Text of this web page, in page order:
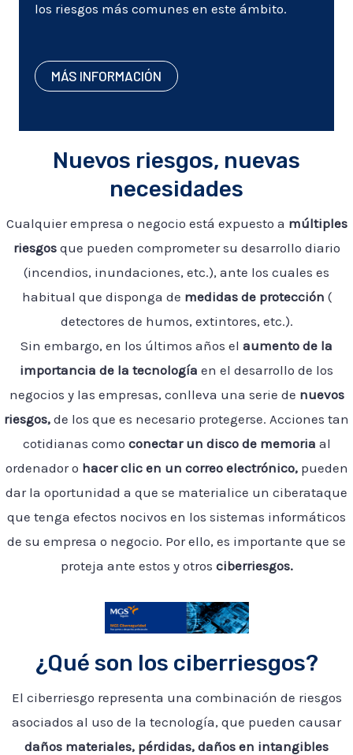
los riesgos más comunes en este ámbito.
MÁS INFORMACIÓN
Nuevos riesgos, nuevas
necesidades
Cualquier empresa o negocio está expuesto a múltiples
riesgosque pueden comprometer su desarrollo diario
(incendios, inundaciones, etc.), ante los cuales es
habitual que disponga de medidas de protección (
detectores de humos, extintores, etc.).
Sin embargo, en los últimos años el aumento de la
importancia de la tecnología en el desarrollo de los
negocios y las empresas, conlleva una serie de nuevos
riesgos, de los que es necesario protegerse. Acciones tan
cotidianas como conectar un disco de memoria al
ordenador o hacer clic en un correo electrónico,pueden
dar la oportunidad a que se materialice un ciberataque
que tenga efectos nocivos en los sistemas informáticos
de su empresa o negocio. Por ello, es importante que se
proteja ante estos y otros ciberriesgos.
¿Qué son los ciberriesgos?
El ciberriesgo representa una combinación de riesgos
asociados al uso de la tecnología, que pueden causar
daños materiales, pérdidas, daños en intangibles